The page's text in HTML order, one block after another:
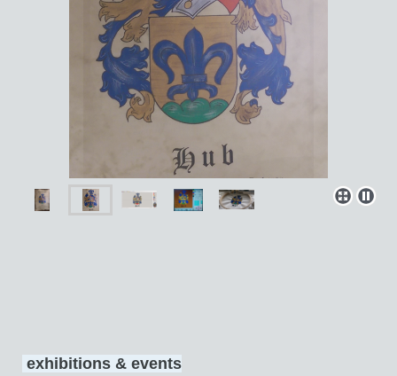
exhibitions & events